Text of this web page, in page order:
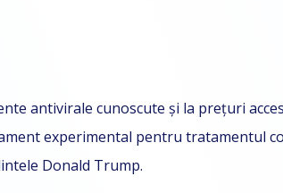
antivirale cunoscute și la prețuri
experimental pentru tratamentul
Donald Trump.